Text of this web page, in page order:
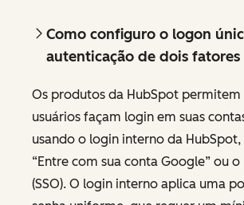
Como configuro o logon
autenticação de dois fatores
Os produtos da HubSpot permitem
usuários façam login em suas
usando o login interno da
“Entre com sua conta Google” ou
(SSO). O login interno aplica uma